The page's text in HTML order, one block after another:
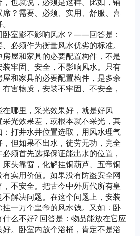
？需要、必须、实用、舒服、喜
卧室影不影响风水？——回答是：
必须作为衡量风水优劣的标准。
屋和家具的必要配置构件，不是
牢固、安全，不影响风水。只有
和家具的必要配置构件，是多余
害物质，安装不牢固、不安全，
哪里，采光效果好，就是好风
光效果差，或根本就不采光，其
打井水井位置选取，用风水理气
但如果不出水，徒劳无功，完全
须首先选择保证能出水的位置，
头靠窗，化解挂铜葫芦、五帝铜
用价值。如果没有防盗安全网
不安全。把古今中外历代所有皇
解决问题。在这个问题上，安装
一万个皇帝的风水钱。又如：卧
么不好? 回答是：物品能放在它应
。卧室内放个浴桶，肯定不是浴